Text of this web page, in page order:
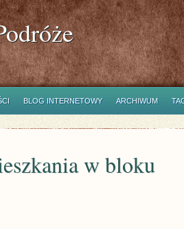
BLOG INTERNETOWY ARCHIWUM
w bloku